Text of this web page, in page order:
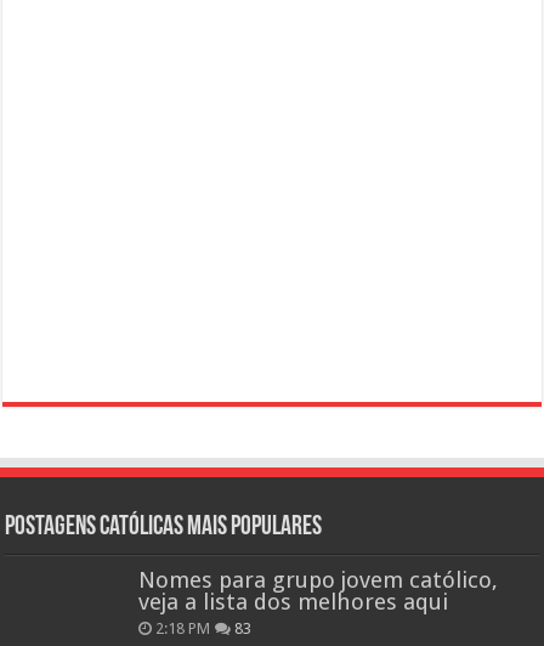
Postagens católicas mais Populares
Nomes para grupo jovem católico,
veja a lista dos melhores aqui
2:18 PM 83